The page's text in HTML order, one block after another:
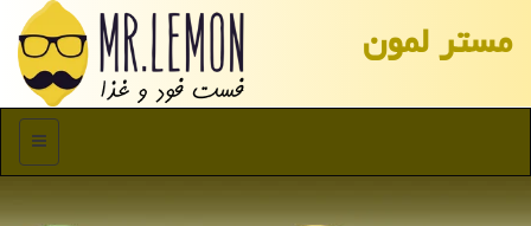
مستر لمون
منو